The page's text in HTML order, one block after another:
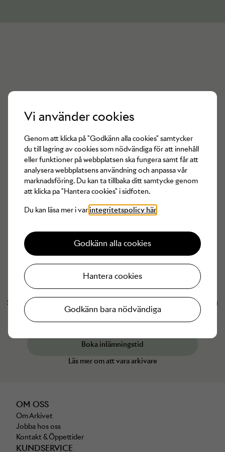
Det finns inga produkter avMichael
Korstillgängliga för tillfället
Har du något frånMichael Korsdu vill ska få ett nytt liv?
Som Arkivare (säljare hos Arkivet) kan du sälja de plagg du
inte längre använder och få pengarna tillgodo hos Arkivet
Läs mer om att vara arkivare
Boka inlämningstid
OM OSS
Om Arkivet
Jobba hos oss
Kontakt & Öppettider
KUNDSERVICE
Vi använder cookies
Genom att klicka på "Godkänn alla cookies" samtycker
du till lagring av cookies som nödvändiga för att innehåll
eller funktioner på webbplatsen ska fungera samt får att
analysera webbplatsens användning och anpassa vår
marknadsföring. Du kan ta tillbaka ditt samtycke genom
att klicka pa "Hantera cookies" i sidfoten.
Du kan läsa mer i var integritetspolicy här
Godkänn alla cookies
Hantera cookies
Godkänn bara nödvändiga